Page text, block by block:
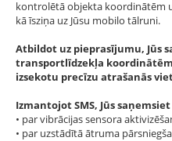
kontrolētā objekta koordinātēm
kā īsziņa uz Jūsu mobilo tālruni.
Atbildot uz pieprasījumu, Jūs
transportlīdzekļa koordinātēm
izsekotu precīzu atrašanās
Izmantojot SMS, Jūs
• par vibrācijas sensora
• par uzstādītā ātruma